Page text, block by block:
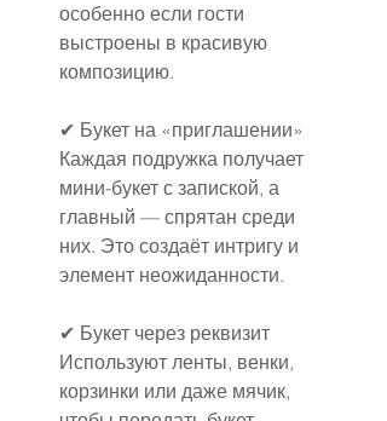
особенно если гости
выстроены в красивую
композицию.
✔ Букет на «приглашении»
Каждая подружка получает
мини-букет с запиской, а
главный — спрятан среди
них. Это создаёт интригу и
элемент неожиданности.
✔ Букет через реквизит
Используют ленты, венки,
корзинки или даже мячик,